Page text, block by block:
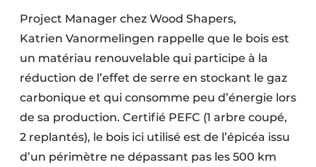
Project Manager chez Wood Shapers,
Katrien Vanormelingen rappelle que le bois est
un matériau renouvelable qui participe à la
réduction de l’effet de serre en stockant le gaz
carbonique et qui consomme peu d’énergie lors
de sa production. Certifié PEFC (1 arbre coupé,
2 replantés), le bois ici utilisé est de l’épicéa issu
d’un périmètre ne dépassant pas les 500 km